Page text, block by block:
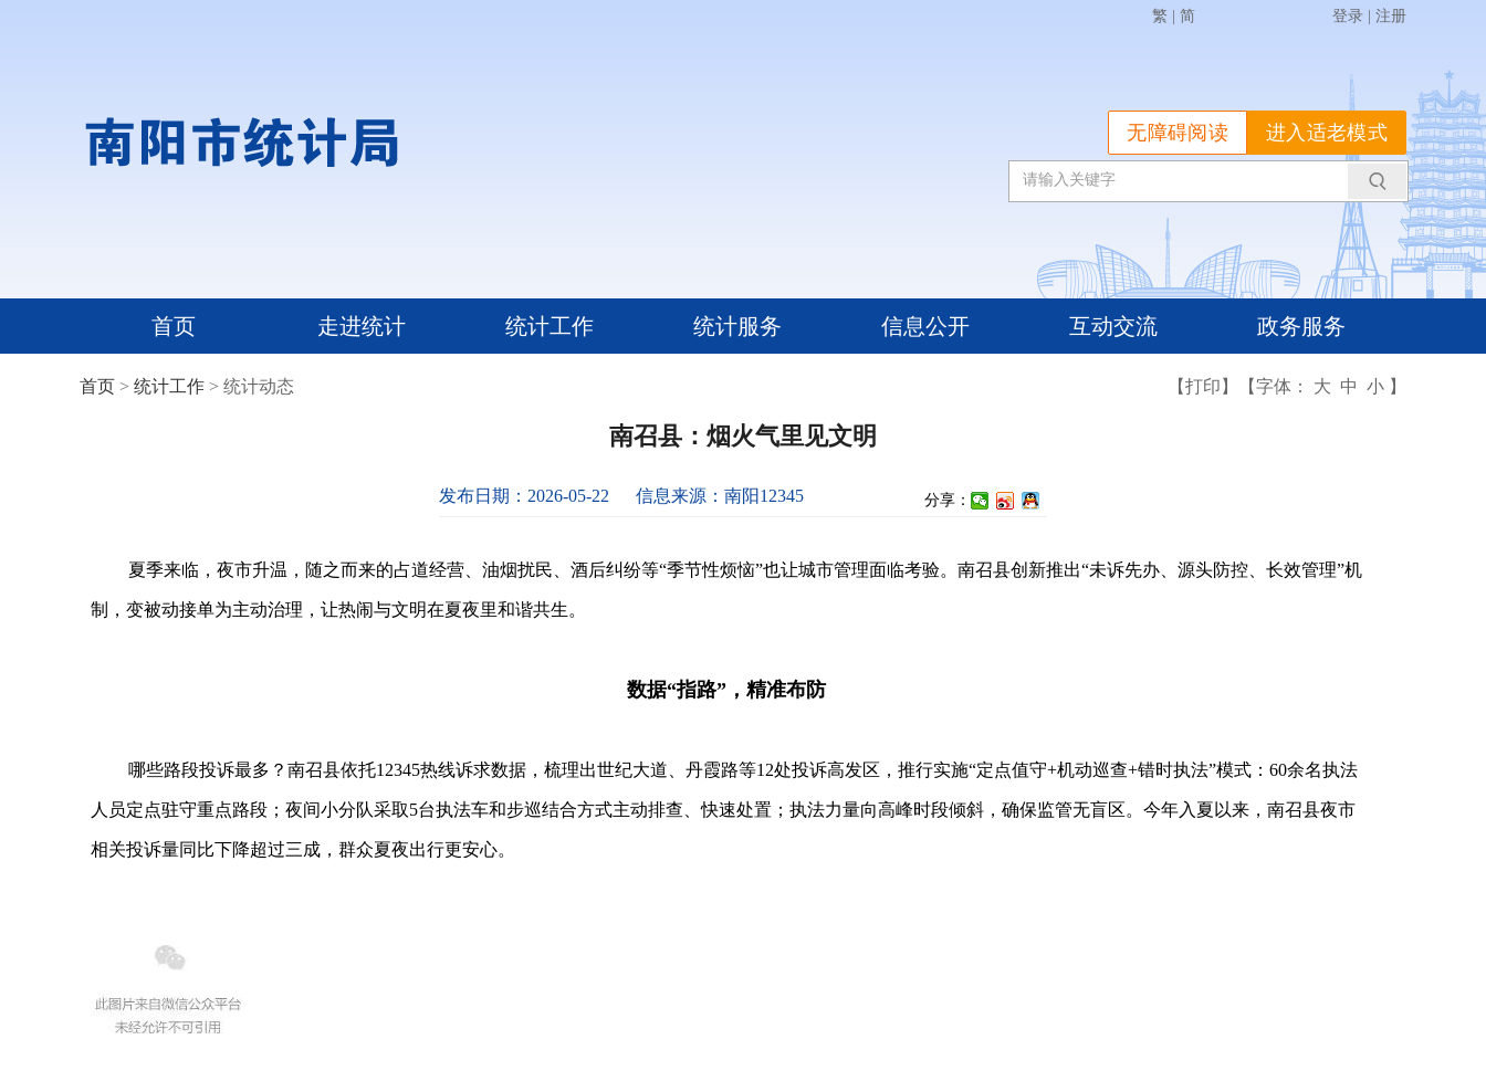
繁 简 登录 注册
进入适老模式
无障碍阅读
首页 走进统计 统计工作 统计服务 信息公开 互动交流 政务服务
首页 > 统计工作 > 统计动态 【打印】 【字体： 大 中 小 】
南召县：烟火气里见文明
发布日期：2026-05-22 信息来源：南阳12345 分享：
夏季来临，夜市升温，随之而来的占道经营、油烟扰民、酒后纠纷等“季节性烦恼”也让城市管理面临考验。南召县创新推出“未诉先办、源头防控、长效管理”机
制，变被动接单为主动治理，让热闹与文明在夏夜里和谐共生。
数据“指路”，精准布防
哪些路段投诉最多？南召县依托12345热线诉求数据，梳理出世纪大道、丹霞路等12处投诉高发区，推行实施“定点值守+机动巡查+错时执法”模式：60余名执法
人员定点驻守重点路段；夜间小分队采取5台执法车和步巡结合方式主动排查、快速处置；执法力量向高峰时段倾斜，确保监管无盲区。今年入夏以来，南召县夜市
相关投诉量同比下降超过三成，群众夏夜出行更安心。